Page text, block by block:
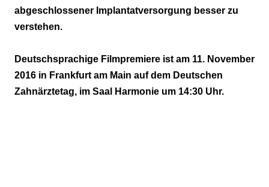
abgeschlossener Implantatversorgung besser zu
verstehen.
Deutschsprachige Filmpremiere ist am 11. November
2016 in Frankfurt am Main auf dem Deutschen
Zahnärztetag, im Saal Harmonie um 14:30 Uhr.